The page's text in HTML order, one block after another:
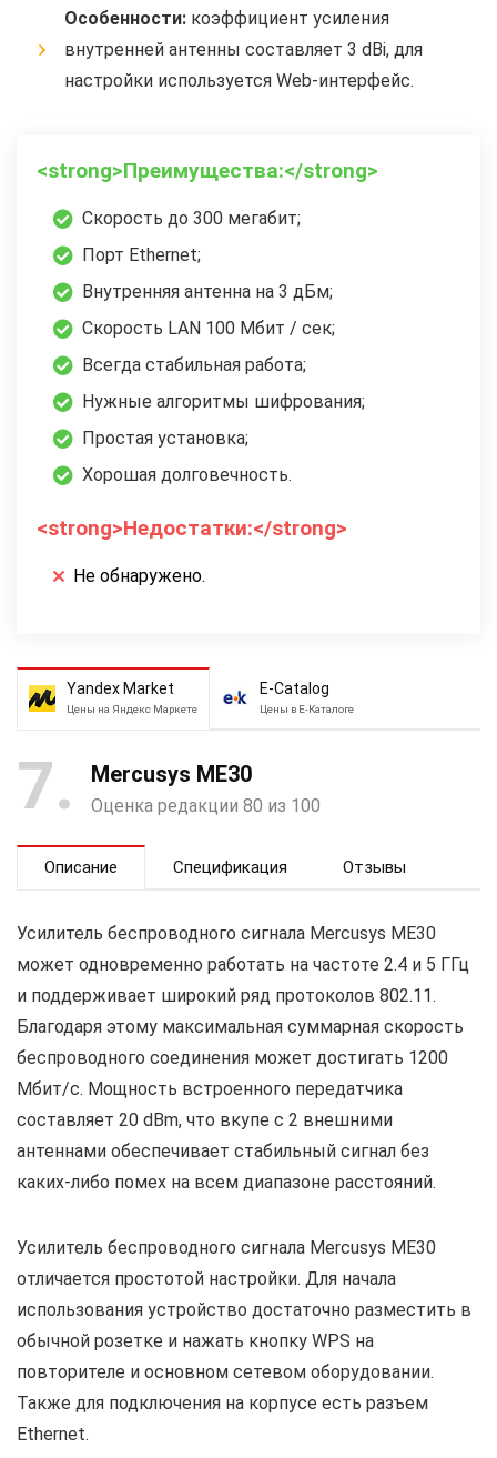
Особенности: коэффициент усиления
внутренней антенны составляет 3 dBi, для
настройки используется Web-интерфейс.
<strong>Преимущества:</strong>
Скорость до 300 мегабит;
Порт Ethernet;
Внутренняя антенна на 3 дБм;
Скорость LAN 100 Мбит / сек;
Всегда стабильная работа;
Нужные алгоритмы шифрования;
Простая установка;
Хорошая долговечность.
<strong>Недостатки:</strong>
Не обнаружено.
Yandex Market
Цены на Яндекс Маркете
E-Catalog
Цены в Е-Каталоге
7 Mercusys ME30
Оценка редакции 80 из 100
Описание Спецификация Отзывы
Усилитель беспроводного сигнала Mercusys ME30
может одновременно работать на частоте 2.4 и 5 ГГц
и поддерживает широкий ряд протоколов 802.11.
Благодаря этому максимальная суммарная скорость
беспроводного соединения может достигать 1200
Мбит/с. Мощность встроенного передатчика
составляет 20 dBm, что вкупе с 2 внешними
антеннами обеспечивает стабильный сигнал без
каких-либо помех на всем диапазоне расстояний.
Усилитель беспроводного сигнала Mercusys ME30
отличается простотой настройки. Для начала
использования устройство достаточно разместить в
обычной розетке и нажать кнопку WPS на
повторителе и основном сетевом оборудовании.
Также для подключения на корпусе есть разъем
Ethernet.